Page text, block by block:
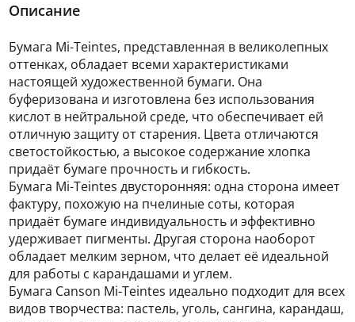
Описание
Бумага Mi-Teintes, представленная в великолепных
оттенках, обладает всеми характеристиками
настоящей художественной бумаги. Она
буферизована и изготовлена без использования
кислот в нейтральной среде, что обеспечивает ей
отличную защиту от старения. Цвета отличаются
светостойкостью, а высокое содержание хлопка
придаёт бумаге прочность и гибкость.
Бумага Mi-Teintes двусторонняя: одна сторона имеет
фактуру, похожую на пчелиные соты, которая
придаёт бумаге индивидуальность и эффективно
удерживает пигменты. Другая сторона наоборот
обладает мелким зерном, что делает её идеальной
для работы с карандашами и углем.
Бумага Canson Mi-Teintes идеально подходит для всех
видов творчества: пастель, уголь, сангина, карандаш,